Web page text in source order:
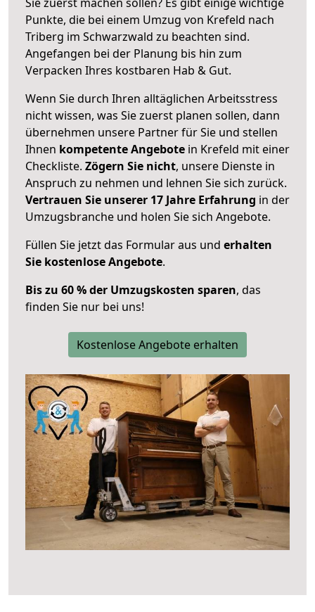
Punkte, die bei einem Umzug von Krefeld nach
Triberg im Schwarzwald zu beachten sind.
Angefangen bei der Planung bis hin zum
Verpacken Ihres kostbaren Hab & Gut.
Wenn Sie durch Ihren alltäglichen Arbeitsstress
nicht wissen, was Sie zuerst planen sollen, dann
übernehmen unsere Partner für Sie und stellen
Ihnen kompetente Angebote in Krefeld mit einer
Checkliste. Zögern Sie nicht, unsere Dienste in
Anspruch zu nehmen und lehnen Sie sich zurück.
Vertrauen Sie unserer 17 Jahre Erfahrung in der
Umzugsbranche und holen Sie sich Angebote.
Füllen Sie jetzt das Formular aus und erhalten
Sie kostenlose Angebote.
Bis zu 60 % der Umzugskosten sparen, das
finden Sie nur bei uns!
Kostenlose Angebote erhalten